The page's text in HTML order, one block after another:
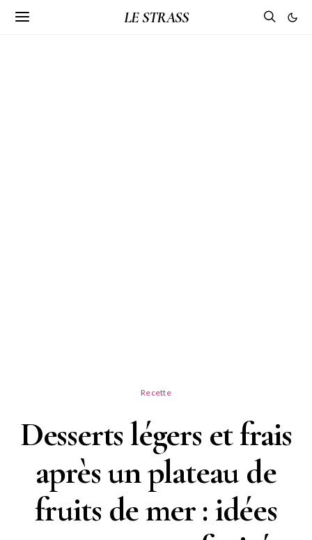
LE STRASS
Recette
Desserts légers et frais
après un plateau de
fruits de mer : idées